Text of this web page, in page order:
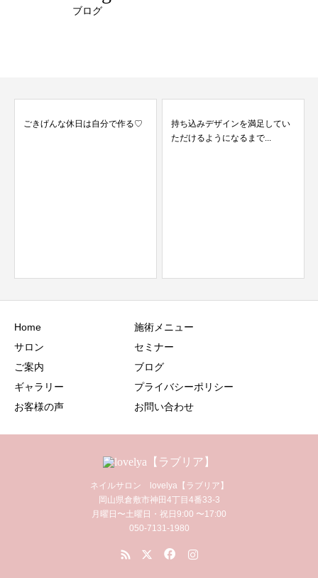
ブログ
ごきげんな休日は自分で作る♡
持ち込みデザインを満足してい
ただけるようになるまで...
Home
サロン
ご案内
ギャラリー
お客様の声
施術メニュー
セミナー
ブログ
プライバシーポリシー
お問い合わせ
ネイルサロン lovelya【ラブリア】
岡山県倉敷市神田4丁目4番33-3
月曜日〜土曜日・祝日9:00 〜17:00
050-7131-1980